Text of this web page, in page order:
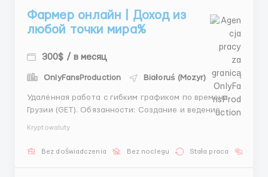
Фармер онлайн | Доход из
любой точки мира%
300$ / в месяц
OnlyFansProduction Białoruś (Mozyr)
Удалённая работа с гибким графиком по времени
Грузии (GET). Обязанности: Создание и ведение
улучшение работы График: 6/1 или 2/2/2 Зарплата:
Kryptowaluty
Bez doświadczenia Bez noclegu Stała praca